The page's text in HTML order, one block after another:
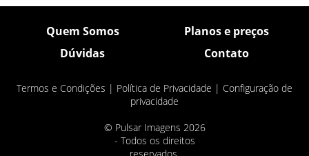
Quem Somos
Planos e preços
Dúvidas
Contato
Termos e Condições | Política de Privacidade | Configuração de
privacidade
© Pulsar Imagens 2026
- Todos os direitos